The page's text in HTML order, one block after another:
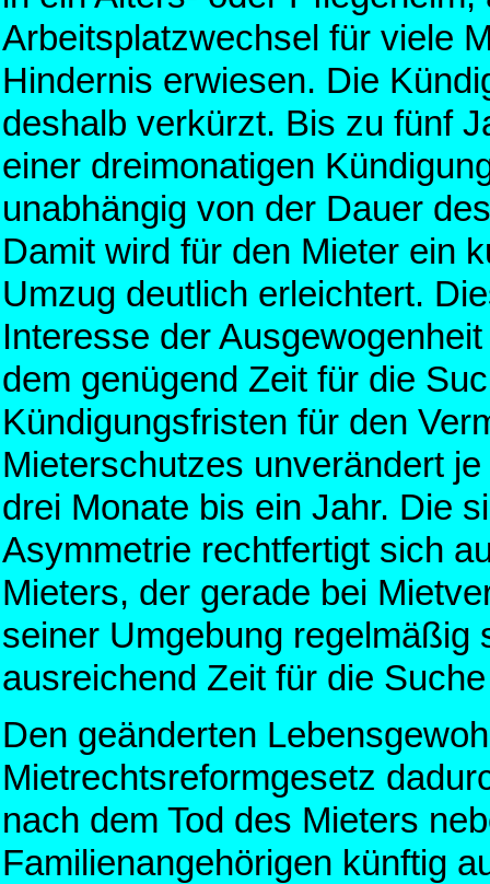
Arbeitsplatzwechsel für viele
Hindernis erwiesen. Die
deshalb verkürzt. Bis zu fünf
einer dreimonatigen
unabhängig von der Dauer
Damit wird für den Mieter ein
Umzug deutlich erleichtert.
Interesse der
dem genügend Zeit für die
Kündigungsfristen für den
Mieterschutzes unverändert
drei Monate bis ein Jahr. Die
Asymmetrie rechtfertigt sich
Mieters, der gerade bei
seiner Umgebung
ausreichend Zeit für die
Den geänderten
Mietrechtsreformgesetz
nach dem Tod des Mieters
Familienangehörigen künftig